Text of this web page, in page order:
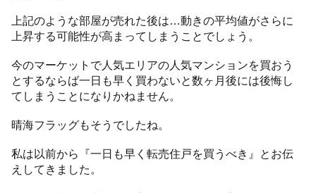
上記のような部屋が売れた後は…動きの平均値がさらに
上昇する可能性が高まってしまうことでしょう。
今のマーケットで人気エリアの人気マンションを買おう
とするならば一日も早く買わないと数ヶ月後には後悔し
てしまうことになりかねません。
晴海フラッグもそうでしたね。
私は以前から『一日も早く転売住戸を買うべき』とお伝
えしてきました。